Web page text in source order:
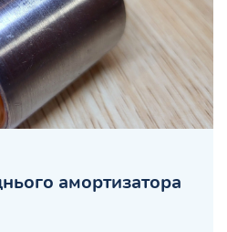
амортизатора